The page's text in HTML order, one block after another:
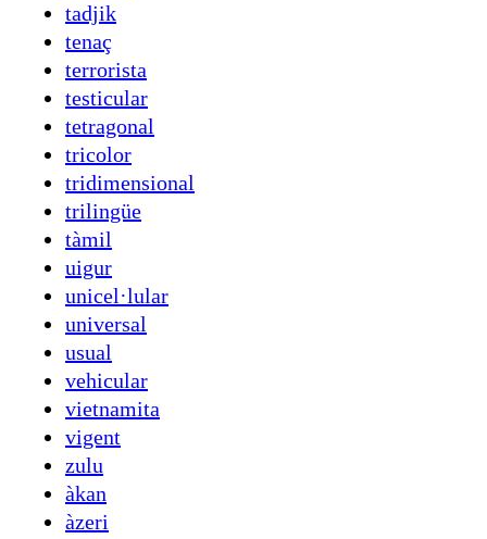
tadjik
tenaç
terrorista
testicular
tetragonal
tricolor
tridimensional
trilingüe
tàmil
uigur
unicel·lular
universal
usual
vehicular
vietnamita
vigent
zulu
àkan
àzeri